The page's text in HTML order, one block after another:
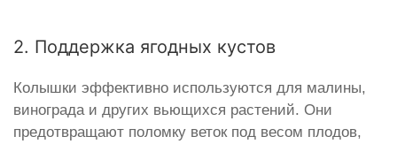
2. Поддержка ягодных кустов
Колышки эффективно используются для малины,
винограда и других вьющихся растений. Они
предотвращают поломку веток под весом плодов,